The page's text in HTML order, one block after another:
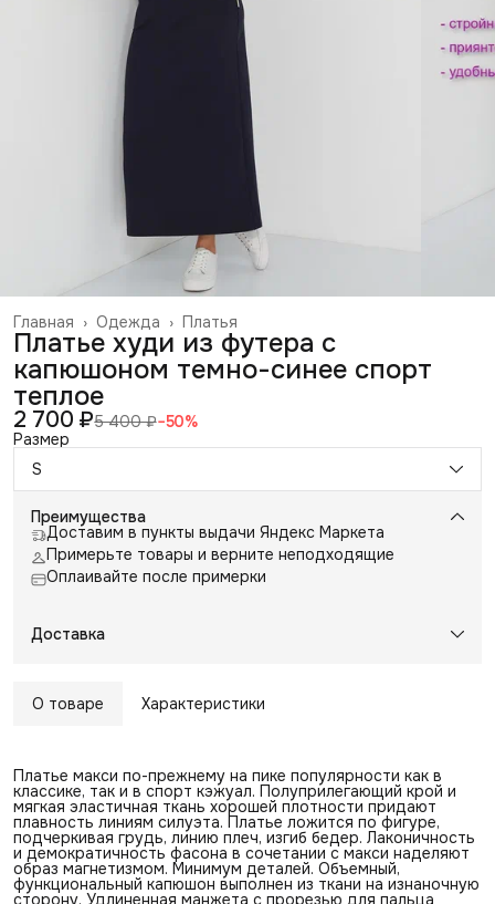
Платья
Одежда ›
Главная ›
Платье худи из футера с
капюшоном темно-синее спорт
теплое
2 700 ₽5 400 ₽−50%
Размер
S
Преимущества
Доставим в пункты выдачи Яндекс Маркета
Примерьте товары и верните неподходящие
Оплаивайте после примерки
Доставка
О товаре Характеристики
Платье макси по-прежнему на пике популярности как в
классике, так и в спорт кэжуал. Полуприлегающий крой и
мягкая эластичная ткань хорошей плотности придают
плавность линиям силуэта. Платье ложится по фигуре,
подчеркивая грудь, линию плеч, изгиб бедер. Лаконичность
и демократичность фасона в сочетании с макси наделяют
образ магнетизмом. Минимум деталей. Объемный,
функциональный капюшон выполнен из ткани на изнаночную
сторону. Удлиненная манжета с прорезью для пальца